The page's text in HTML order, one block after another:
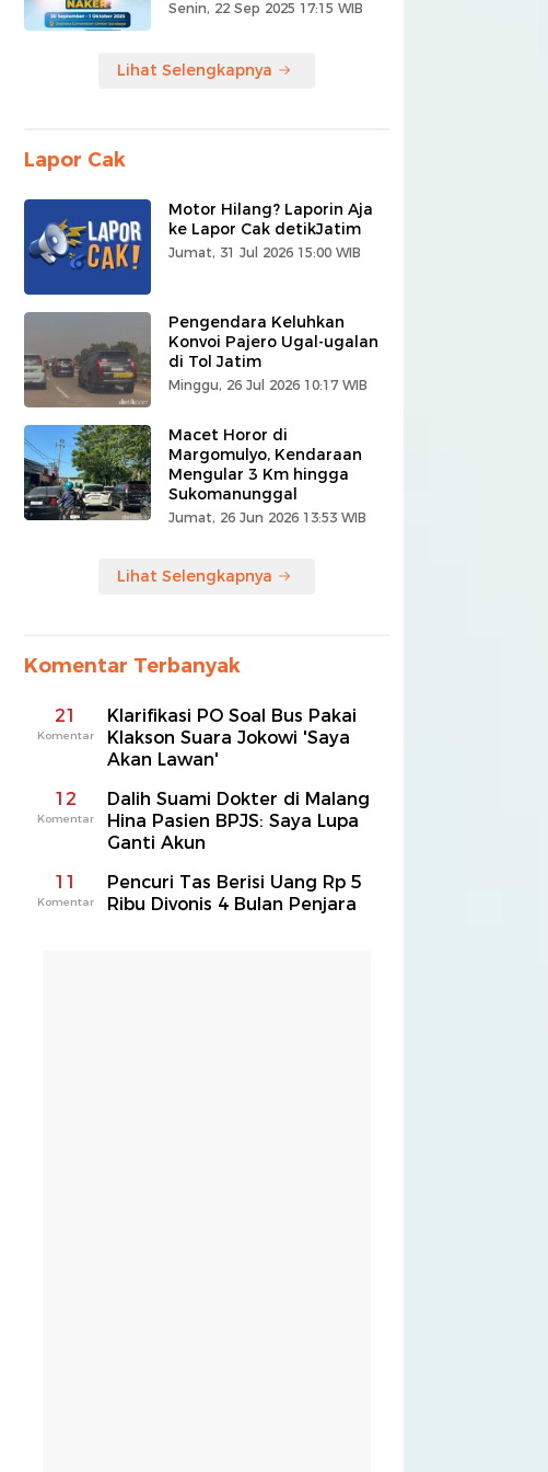
Senin, 22 Sep 2025 17:15 WIB
Lihat Selengkapnya
Lapor Cak
Motor Hilang? Laporin Aja
ke Lapor Cak detikJatim
Jumat, 31 Jul 2026 15:00 WIB
Pengendara Keluhkan
Konvoi Pajero Ugal-ugalan
di Tol Jatim
Minggu, 26 Jul 2026 10:17 WIB
Macet Horor di
Margomulyo, Kendaraan
Mengular 3 Km hingga
Sukomanunggal
Jumat, 26 Jun 2026 13:53 WIB
Lihat Selengkapnya
Komentar Terbanyak
21
Komentar
Klarifikasi PO Soal Bus Pakai
Klakson Suara Jokowi 'Saya
Akan Lawan'
12
Komentar
Dalih Suami Dokter di Malang
Hina Pasien BPJS: Saya Lupa
Ganti Akun
11
Komentar
Pencuri Tas Berisi Uang Rp 5
Ribu Divonis 4 Bulan Penjara